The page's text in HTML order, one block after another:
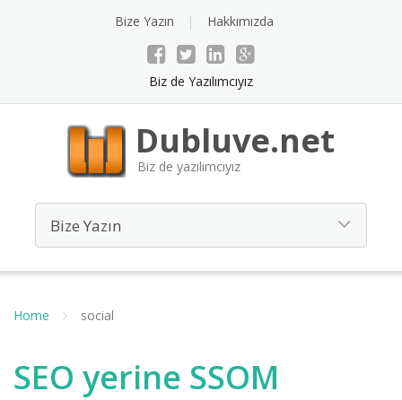
Bize Yazın Hakkımızda
Biz de Yazılımcıyız
Dubluve.net
Biz de yazılımcıyız
Home social
SEO yerine SSOM